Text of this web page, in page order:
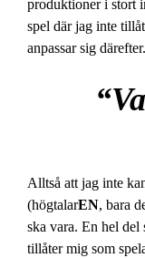
produktioner i stort
spel där jag inte
anpassar sig därefter.
Alltså att jag inte
(högtalarEN, bara
ska vara. En hel del
tillåter mig som